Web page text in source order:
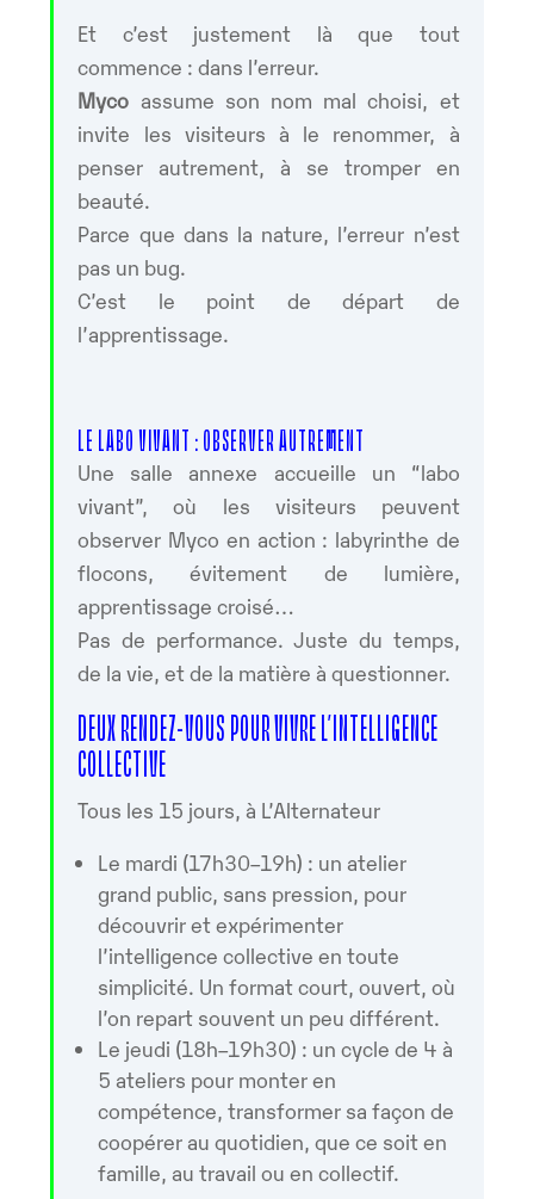
Et c’est justement là que tout
commence : dans l’erreur.
Myco assume son nom mal choisi, et
invite les visiteurs à le renommer, à
penser autrement, à se tromper en
beauté.
Parce que dans la nature, l’erreur n’est
pas un bug.
C’est le point de départ de
l’apprentissage.
LE LABO VIVANT : OBSERVER AUTREMENT
Une salle annexe accueille un “labo
vivant”, où les visiteurs peuvent
observer Myco en action : labyrinthe de
flocons, évitement de lumière,
apprentissage croisé…
Pas de performance. Juste du temps,
de la vie, et de la matière à questionner.
DEUX RENDEZ-VOUS POUR VIVRE L’INTELLIGENCE
COLLECTIVE
Tous les 15 jours, à L’Alternateur
Le mardi (17h30–19h) : un atelier
grand public, sans pression, pour
découvrir et expérimenter
l’intelligence collective en toute
simplicité. Un format court, ouvert, où
l’on repart souvent un peu différent.
Le jeudi (18h–19h30) : un cycle de 4 à
5 ateliers pour monter en
compétence, transformer sa façon de
coopérer au quotidien, que ce soit en
famille, au travail ou en collectif.